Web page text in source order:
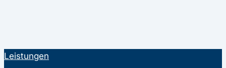
Leistungen